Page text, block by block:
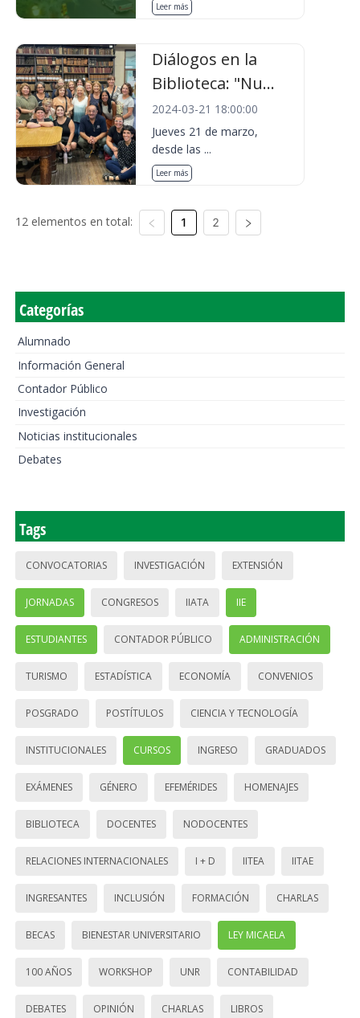
Leer más
Diálogos en la
Biblioteca: "Nu...
2024-03-21 18:00:00
Jueves 21 de marzo,
desde las ...
Leer más
12 elementos en total: 1 2
Categorías
Alumnado
Información General
Contador Público
Investigación
Noticias institucionales
Debates
Tags
CONVOCATORIAS INVESTIGACIÓN EXTENSIÓN
JORNADAS CONGRESOS IIATA IIE
ESTUDIANTES CONTADOR PÚBLICO ADMINISTRACIÓN
TURISMO ESTADÍSTICA ECONOMÍA CONVENIOS
POSGRADO POSTÍTULOS CIENCIA Y TECNOLOGÍA
INSTITUCIONALES CURSOS INGRESO GRADUADOS
EXÁMENES GÉNERO EFEMÉRIDES HOMENAJES
BIBLIOTECA DOCENTES NODOCENTES
RELACIONES INTERNACIONALES I + D IITEA IITAE
INGRESANTES INCLUSIÓN FORMACIÓN CHARLAS
BECAS BIENESTAR UNIVERSITARIO LEY MICAELA
100 AÑOS WORKSHOP UNR CONTABILIDAD
DEBATES OPINIÓN CHARLAS LIBROS